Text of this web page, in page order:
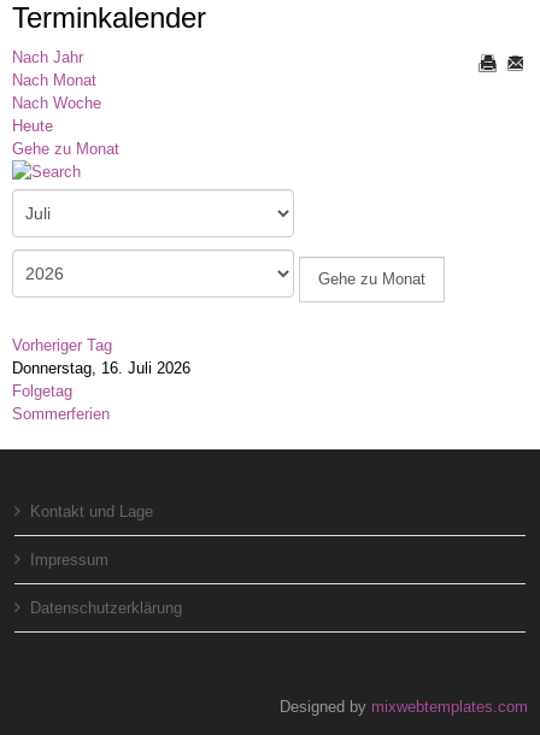
Terminkalender
Nach Jahr
Nach Monat
Nach Woche
Heute
Gehe zu Monat
Gehe zu Monat
Vorheriger Tag
Donnerstag, 16. Juli 2026
Folgetag
Sommerferien
Kontakt und Lage
Impressum
Datenschutzerklärung
Designed by mixwebtemplates.com